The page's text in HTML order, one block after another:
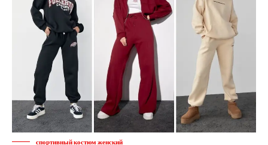
спортивный костюм женский